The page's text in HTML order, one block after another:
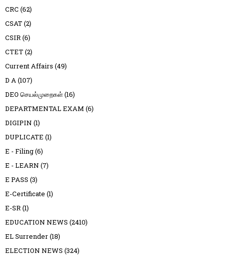
CRC (62)
CSAT(2)
CSIR(6)
CTET(2)
Current Affairs (49)
D A(107)
DEO செயல்முறைகள்(16)
DEPARTMENTAL EXAM (6)
DIGIPIN (1)
DUPLICATE (1)
E - Filing(6)
E - LEARN (7)
E PASS (3)
E-Certificate (1)
E-SR(1)
EDUCATION NEWS (2410)
EL Surrender(18)
ELECTION NEWS (324)